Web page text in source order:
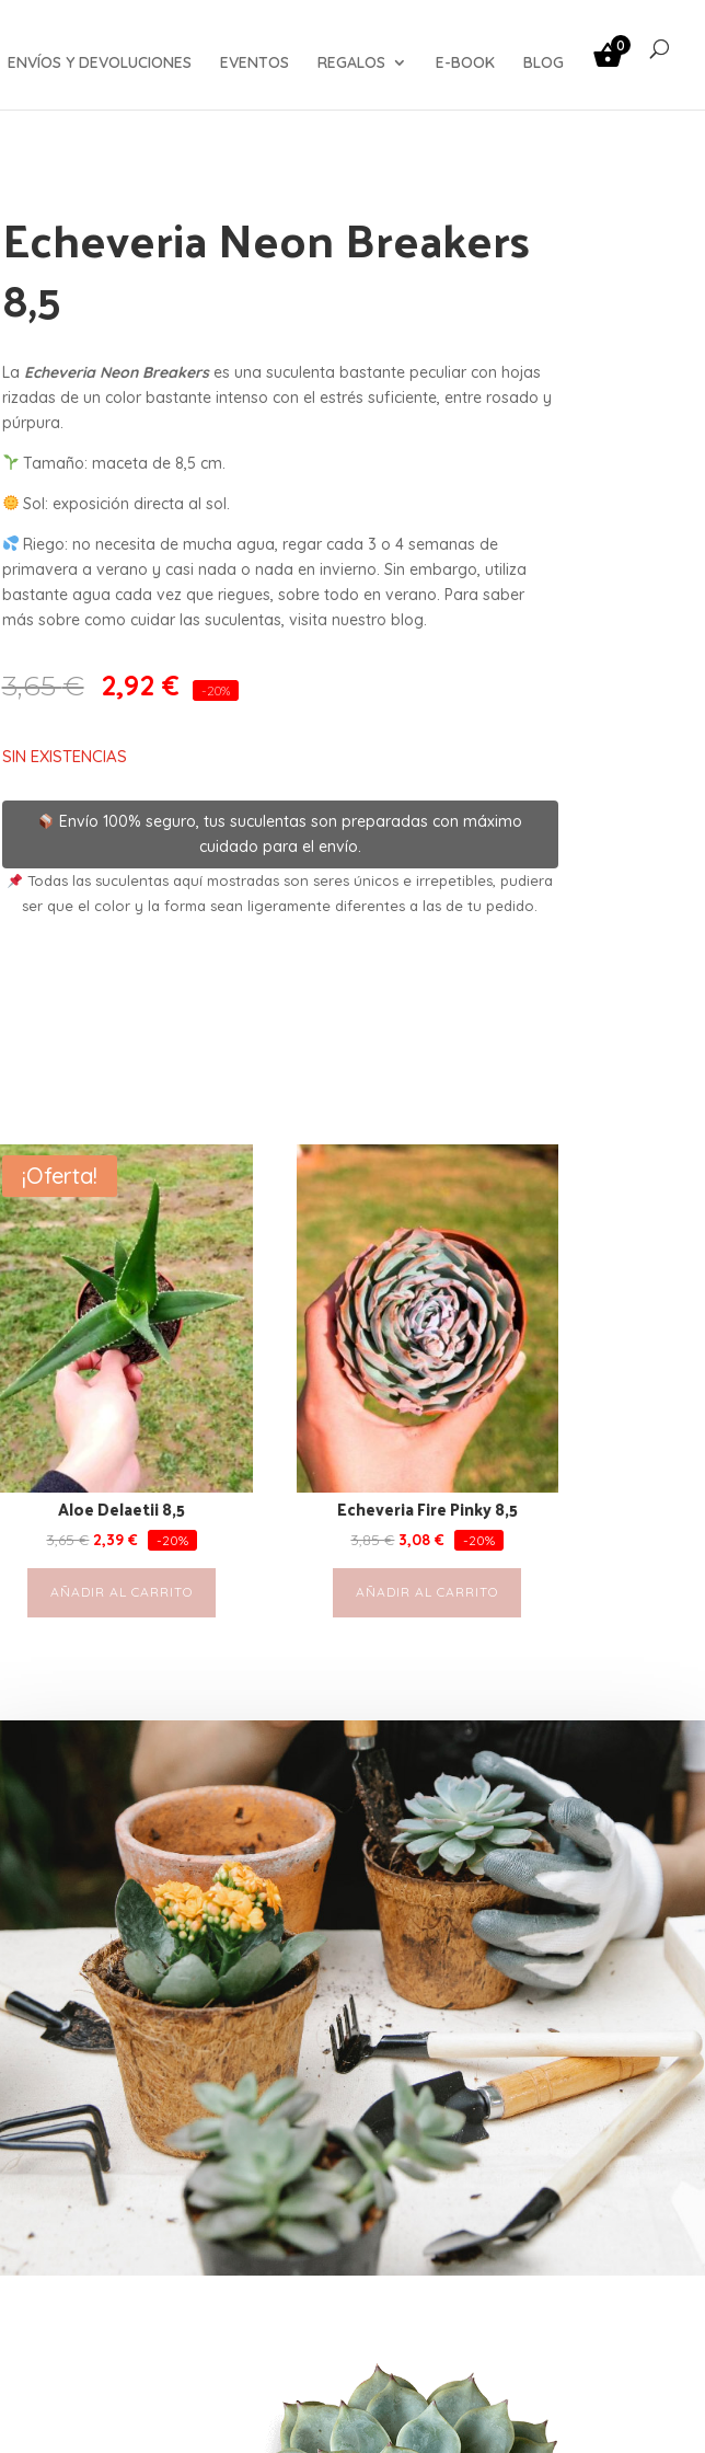
ENVÍOS Y DEVOLUCIONES EVENTOS REGALOS E-BOOK BLOG
0
Echeveria Neon Breakers
8,5
La Echeveria Neon Breakers es una suculenta bastante peculiar con hojas
rizadas de un color bastante intenso con el estrés suficiente, entre rosado y
púrpura.
Tamaño: maceta de 8,5 cm.
Sol: exposición directa al sol.
Riego: no necesita de mucha agua, regar cada 3 o 4 semanas de
primavera a verano y casi nada o nada en invierno. Sin embargo, utiliza
bastante agua cada vez que riegues, sobre todo en verano. Para saber
más sobre como cuidar las suculentas, visita nuestro blog.
3,65€ 2,92 € -20%
SIN EXISTENCIAS
Envío 100% seguro, tus suculentas son preparadas con máximo
cuidado para el envío.
Todas las suculentas aquí mostradas son seres únicos e irrepetibles, pudiera
ser que el color y la forma sean ligeramente diferentes a las de tu pedido.
¡Oferta!
Aloe Delaetii 8,5
3,65€ 2,39€ -20%
AÑADIR AL CARRITO
Echeveria Fire Pinky 8,5
3,85€ 3,08€ -20%
AÑADIR AL CARRITO